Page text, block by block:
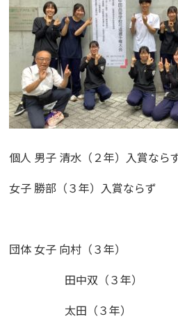
個人 男子 清水（２年）入賞なら
女子 勝部（３年）入賞ならず
団体女子 向村（３年）
田中双（３年）
太田（３年）